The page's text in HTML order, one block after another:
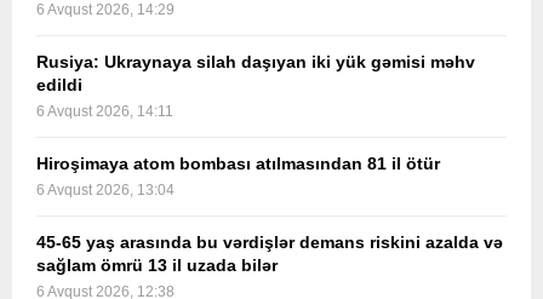
6 Avqust 2026, 14:29
Rusiya: Ukraynaya silah daşıyan iki yük gəmisi məhv
edildi
6 Avqust 2026, 14:11
Hiroşimaya atom bombası atılmasından 81 il ötür
6 Avqust 2026, 13:04
45-65 yaş arasında bu vərdişlər demans riskini azalda və
sağlam ömrü 13 il uzada bilər
6 Avqust 2026, 12:38